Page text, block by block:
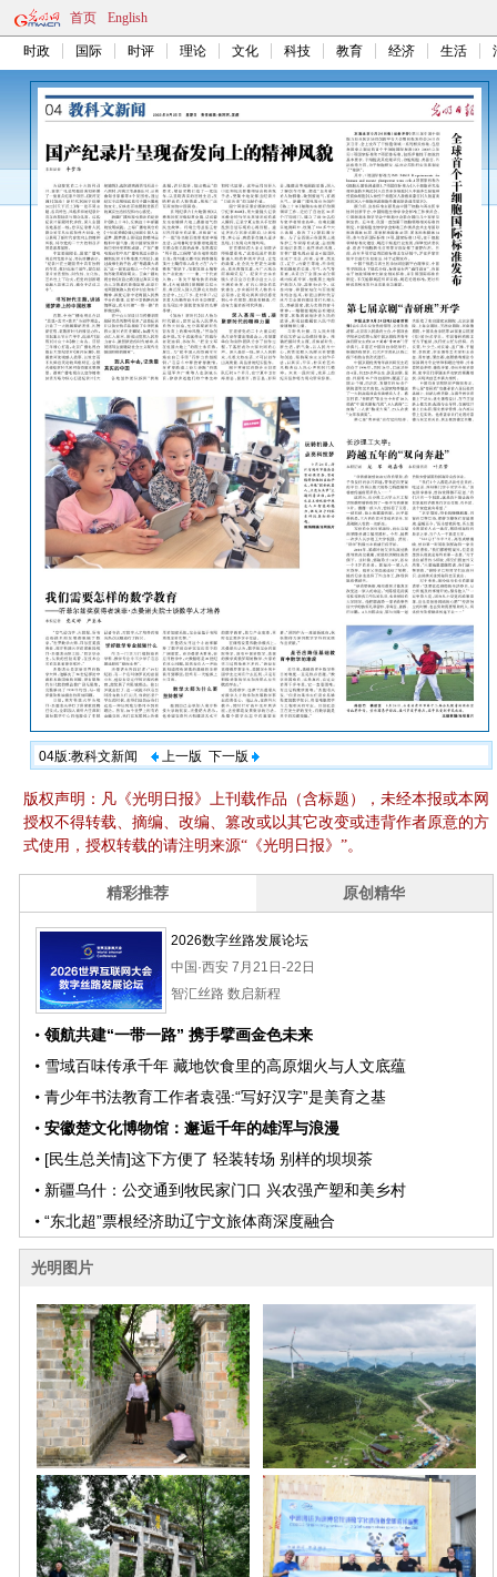
首页 English
时政 国际 时评 理论 文化 科技 教育 经济 生活
04版:教科文新闻 上一版 下一版
版权声明：凡《光明日报》上刊载作品（含标题），未经本报或本网
授权不得转载、摘编、改编、篡改或以其它改变或违背作者原意的方
式使用，授权转载的请注明来源“《光明日报》”。